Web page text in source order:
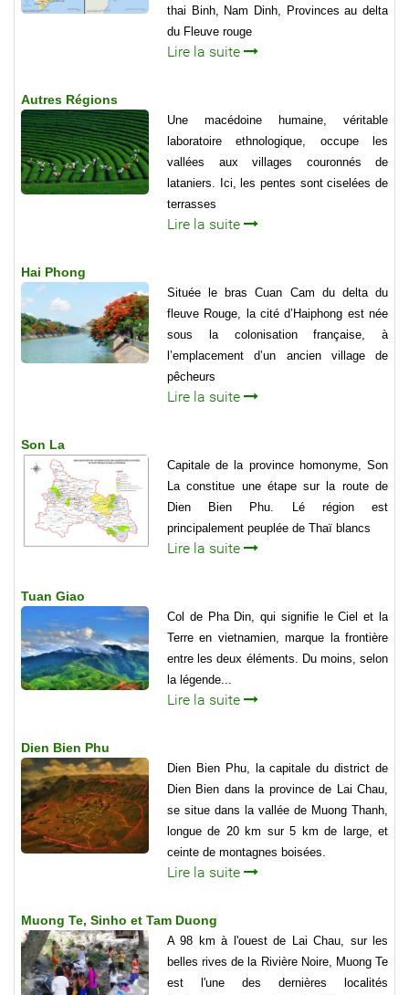
thai Binh, Nam Dinh, Provinces au delta
du Fleuve rouge
Lire la suite
Autres Régions
Une macédoine humaine, véritable
laboratoire ethnologique, occupe les
vallées aux villages couronnés de
lataniers. Ici, les pentes sont ciselées de
terrasses
Lire la suite
Hai Phong
Située le bras Cuan Cam du delta du
fleuve Rouge, la cité d’Haiphong est née
sous la colonisation française, à
l’emplacement d’un ancien village de
pêcheurs
Lire la suite
Son La
Capitale de la province homonyme, Son
La constitue une étape sur la route de
Dien Bien Phu. Lé région est
principalement peuplée de Thaï blancs
Lire la suite
Tuan Giao
Col de Pha Din, qui signifie le Ciel et la
Terre en vietnamien, marque la frontière
entre les deux éléments. Du moins, selon
la légende...
Lire la suite
Dien Bien Phu
Dien Bien Phu, la capitale du district de
Dien Bien dans la province de Lai Chau,
se situe dans la val­lée de Muong Thanh,
longue de 20 km sur 5 km de large, et
ceinte de montagnes boisées.
Lire la suite
Muong Te, Sinho et Tam Duong
A 98 km à l'ouest de Lai Chau, sur les
belles rives de la Rivière Noire, Muong Te
est l'une des dernières localités